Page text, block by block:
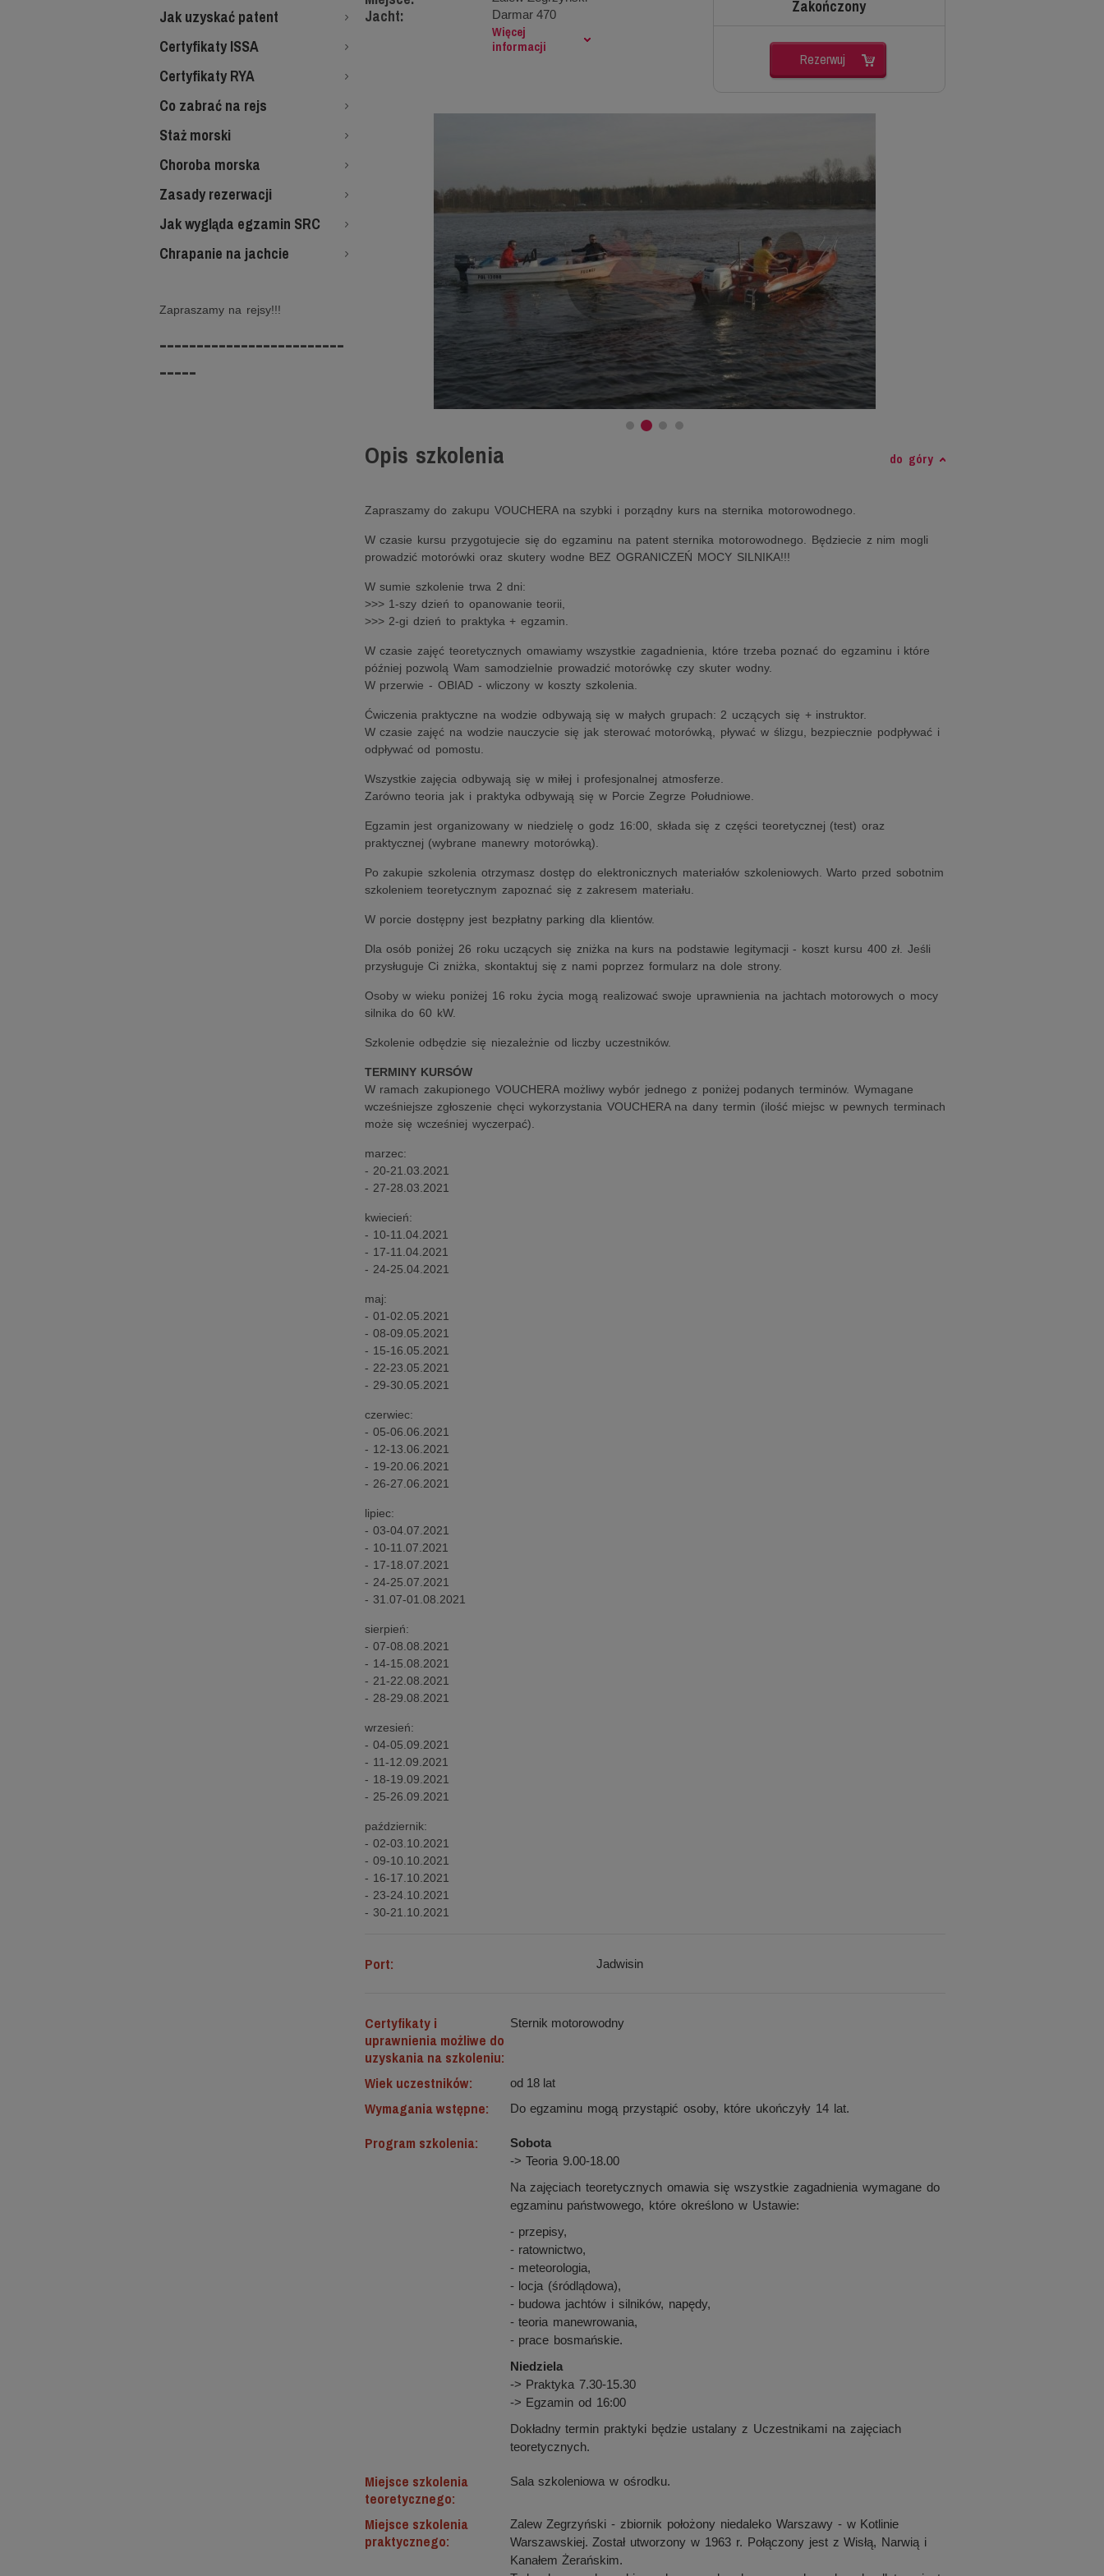
Jacht: Darmar 470
Więcej
informacji
Zakończony
Rezerwuj
Opis szkolenia do góry
Zapraszamy do zakupu VOUCHERA na szybki i porządny kurs na sternika motorowodnego.
W czasie kursu przygotujecie się do egzaminu na patent sternika motorowodnego. Będziecie z nim mogli
prowadzić motorówki oraz skutery wodne BEZ OGRANICZEŃ MOCY SILNIKA!!!
W sumie szkolenie trwa 2 dni:
>>> 1-szy dzień to opanowanie teorii,
>>> 2-gi dzień to praktyka + egzamin.
W czasie zajęć teoretycznych omawiamy wszystkie zagadnienia, które trzeba poznać do egzaminu i które
później pozwolą Wam samodzielnie prowadzić motorówkę czy skuter wodny.
W przerwie - OBIAD - wliczony w koszty szkolenia.
Ćwiczenia praktyczne na wodzie odbywają się w małych grupach: 2 uczących się + instruktor.
W czasie zajęć na wodzie nauczycie się jak sterować motorówką, pływać w ślizgu, bezpiecznie podpływać i
odpływać od pomostu.
Wszystkie zajęcia odbywają się w miłej i profesjonalnej atmosferze.
Zarówno teoria jak i praktyka odbywają się w Porcie Zegrze Południowe.
Egzamin jest organizowany w niedzielę o godz 16:00, składa się z części teoretycznej (test) oraz
praktycznej (wybrane manewry motorówką).
Po zakupie szkolenia otrzymasz dostęp do elektronicznych materiałów szkoleniowych. Warto przed sobotnim
szkoleniem teoretycznym zapoznać się z zakresem materiału.
W porcie dostępny jest bezpłatny parking dla klientów.
Dla osób poniżej 26 roku uczących się zniżka na kurs na podstawie legitymacji - koszt kursu 400 zł. Jeśli
przysługuje Ci zniżka, skontaktuj się z nami poprzez formularz na dole strony.
Osoby w wieku poniżej 16 roku życia mogą realizować swoje uprawnienia na jachtach motorowych o mocy
silnika do 60 kW.
Szkolenie odbędzie się niezależnie od liczby uczestników.
TERMINY KURSÓW
W ramach zakupionego VOUCHERA możliwy wybór jednego z poniżej podanych terminów. Wymagane
wcześniejsze zgłoszenie chęci wykorzystania VOUCHERA na dany termin (ilość miejsc w pewnych terminach
może się wcześniej wyczerpać).
marzec:
- 20-21.03.2021
- 27-28.03.2021
kwiecień:
- 10-11.04.2021
- 17-11.04.2021
- 24-25.04.2021
maj:
- 01-02.05.2021
- 08-09.05.2021
- 15-16.05.2021
- 22-23.05.2021
- 29-30.05.2021
czerwiec:
- 05-06.06.2021
- 12-13.06.2021
- 19-20.06.2021
- 26-27.06.2021
lipiec:
- 03-04.07.2021
- 10-11.07.2021
- 17-18.07.2021
- 24-25.07.2021
- 31.07-01.08.2021
sierpień:
- 07-08.08.2021
- 14-15.08.2021
- 21-22.08.2021
- 28-29.08.2021
wrzesień:
- 04-05.09.2021
- 11-12.09.2021
- 18-19.09.2021
- 25-26.09.2021
październik:
- 02-03.10.2021
- 09-10.10.2021
- 16-17.10.2021
- 23-24.10.2021
- 30-21.10.2021
Port: Jadwisin
Certyfikaty i
uprawnienia możliwe do
uzyskania na szkoleniu:
Sternik motorowodny
Wiek uczestników: od 18 lat
Wymagania wstępne: Do egzaminu mogą przystąpić osoby, które ukończyły 14 lat.
Program szkolenia:
Sobota
-> Teoria 9.00-18.00
Na zajęciach teoretycznych omawia się wszystkie zagadnienia wymagane do
egzaminu państwowego, które określono w Ustawie:
- przepisy,
- ratownictwo,
- meteorologia,
- locja (śródlądowa),
- budowa jachtów i silników, napędy,
- teoria manewrowania,
- prace bosmańskie.
Niedziela
-> Praktyka 7.30-15.30
-> Egzamin od 16:00
Dokładny termin praktyki będzie ustalany z Uczestnikami na zajęciach
teoretycznych.
Miejsce szkolenia
teoretycznego:
Sala szkoleniowa w ośrodku.
Miejsce szkolenia
praktycznego:
Zalew Zegrzyński - zbiornik położony niedaleko Warszawy - w Kotlinie
Warszawskiej. Został utworzony w 1963 r. Połączony jest z Wisłą, Narwią i
Kanałem Żerańskim.
Jak uzyskać patent
Certyfikaty ISSA
Certyfikaty RYA
Co zabrać na rejs
Staż morski
Choroba morska
Zasady rezerwacji
Jak wygląda egzamin SRC
Chrapanie na jachcie
Zapraszamy na rejsy!!!
-------------------------
-----